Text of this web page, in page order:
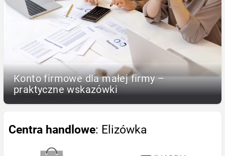
Konto firmowe dla małej firmy –
praktyczne wskazówki
Centra handlowe: Elizówka